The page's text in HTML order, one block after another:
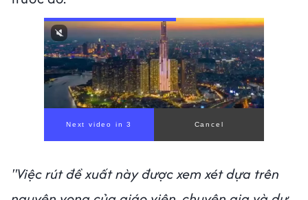
Next video in 1 Cancel
"Việc rút đề xuất này được xem xét dựa trên